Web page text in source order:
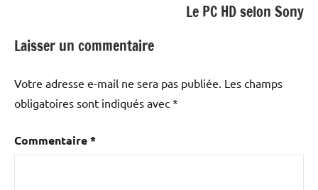
Le PC HD selon Sony
Laisser un commentaire
Votre adresse e-mail ne sera pas publiée. Les champs
obligatoires sont indiqués avec *
Commentaire*